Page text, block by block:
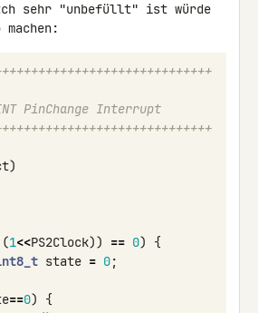
sehr "unbefüllt" ist würde
PinChange Interrupt
)
(1<<PS2Clock)) == 0)
{
state = 0;
==0)
{